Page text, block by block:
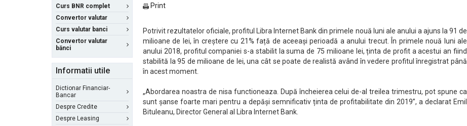
Curs BNR complet
Convertor valutar
Curs valutar banci
Convertor valutar
bănci
Informatii utile
Dictionar Financiar-
Bancar
Despre Credite
Despre Leasing
Print
Potrivit rezultatelor oficiale, profitul Libra Internet Bank din primele nouă luni ale anului a ajuns la 91 de
milioane de lei, în creștere cu 21% față de aceeași perioadă a anului trecut. În primele nouă luni ale
anului 2018, profitul companiei s-a stabilit la suma de 75 milioane lei, ținta de profit a acestui an fiind
stabilită la 95 de milioane de lei, una cât se poate de realistă având în vedere profitul înregistrat până
în acest moment.
„Abordarea noastra de nisa functioneaza. După încheierea celui de-al treilea trimestru, pot spune ca
sunt șanse foarte mari pentru a depăși semnificativ ținta de profitabilitate din 2019”, a declarat Emil
Bituleanu, Director General al Libra Internet Bank.